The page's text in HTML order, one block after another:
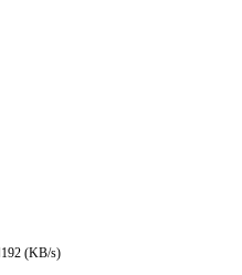
192 (KB/s)